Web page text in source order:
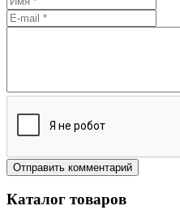
Каталог товаров